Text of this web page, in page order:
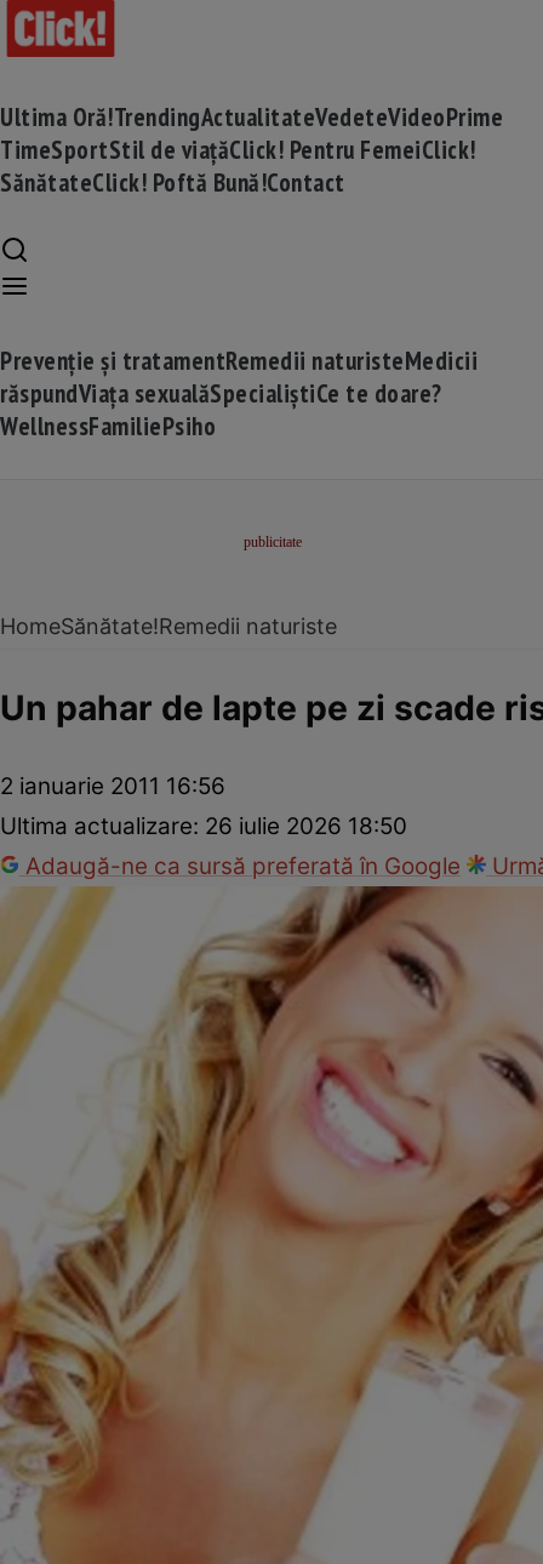
Ultima Oră!TrendingActualitateVedeteVideoPrime
TimeSportStil de viațăClick! Pentru FemeiClick!
SănătateClick! Poftă Bună!Contact
Prevenție și tratamentRemedii naturisteMedicii
răspundViața sexualăSpecialiștiCe te doare?
WellnessFamiliePsiho
HomeSănătate!Remedii naturiste
Un pahar de lapte pe zi scade
2 ianuarie 2011 16:56
Ultima actualizare: 26 iulie 2026 18:50
Adaugă-ne ca sursă preferată în Google